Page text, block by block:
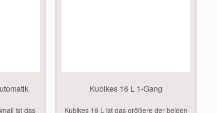
ist das
Kubikes 16 L 1-Gang
Kubikes 16 L ist das größere der beiden